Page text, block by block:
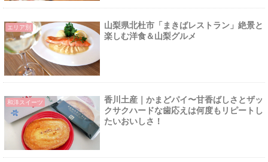
エリア別
山梨県北杜市「まきばレストラン」絶景と
楽しむ洋食＆山梨グルメ
和洋スイーツ
香川土産｜かまどパイ〜甘香ばしさとザッ
クサクハードな歯応えは何度もリピートし
たいおいしさ！